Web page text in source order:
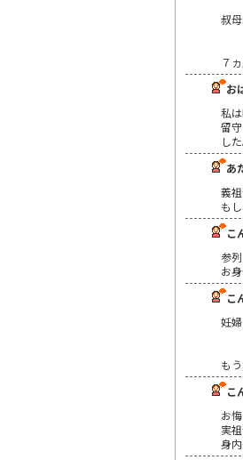
叔
７
お
私
留
し
あ
義
も
こ
参
お
こ
妊
も
こ
お
実
身